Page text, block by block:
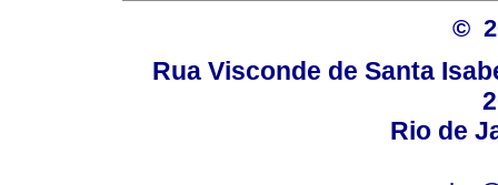
©
Rua Visconde de Santa
Rio de